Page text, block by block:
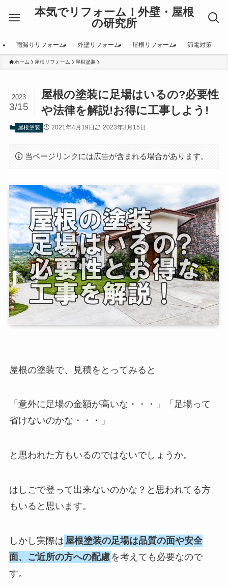
本気でリフォーム！外壁・屋根
の研究所
雨漏りリフォーム 外壁リフォーム 屋根リフォーム 節電対策
ホーム 屋根リフォーム 屋根塗装
屋根の塗装に足場はいるの?必要性
や法律を解説!お得に工事しよう!
2023
3/15
屋根塗装 2021年4月19日 2023年3月15日
当ページリンクには広告が含まれる場合があります。
屋根の塗装で、見積をとってみると
「意外に足場の金額が高いな・・・」「足場って
省けないのかな・・・」
と思われた方もいるのではないでしょうか。
はしごで登って出来ないのかな？と思われてる方
もいると思います。
しかし実際は 屋根塗装の足場は品質の面や安全
面、ご近所の方への配慮 を考えても必要なので
す。